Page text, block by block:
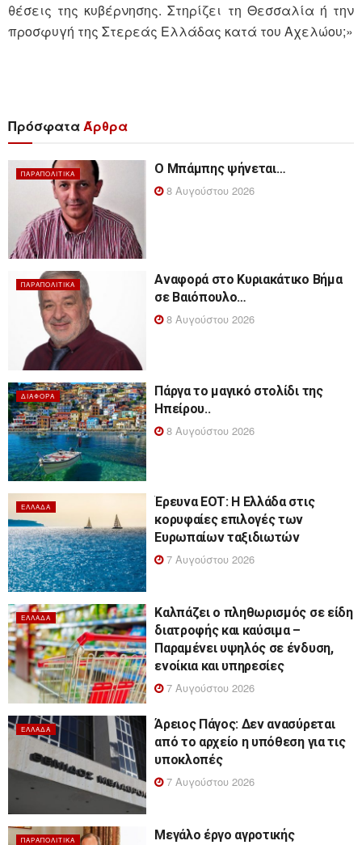
θέσεις της κυβέρνησης. Στηρίζει τη Θεσσαλία ή την
προσφυγή της Στερεάς Ελλάδας κατά του Αχελώου;»
ΠρόσφαταΆρθρα
ΠΑΡΑΠΟΛΙΤΙΚΆ
Ο Μπάμπης ψήνεται…
8 Αυγούστου 2026
ΠΑΡΑΠΟΛΙΤΙΚΆ
Αναφορά στο Κυριακάτικο Βήμα
σε Βαιόπουλο…
8 Αυγούστου 2026
ΔΙΆΦΟΡΑ
Πάργα το μαγικό στολίδι της
Ηπείρου..
8 Αυγούστου 2026
ΕΛΛΆΔΑ
Έρευνα ΕΟΤ: Η Ελλάδα στις
κορυφαίες επιλογές των
Ευρωπαίων ταξιδιωτών
7 Αυγούστου 2026
ΕΛΛΆΔΑ
Καλπάζει ο πληθωρισμός σε είδη
διατροφής και καύσιμα –
Παραμένει υψηλός σε ένδυση,
ενοίκια και υπηρεσίες
7 Αυγούστου 2026
ΕΛΛΆΔΑ
Άρειος Πάγος: Δεν ανασύρεται
από το αρχείο η υπόθεση για τις
υποκλοπές
7 Αυγούστου 2026
ΠΑΡΑΠΟΛΙΤΙΚΆ
Μεγάλο έργο αγροτικής